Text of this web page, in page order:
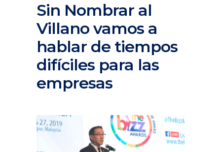
Sin Nombrar al
Villano vamos a
hablar de tiempos
difíciles para las
empresas